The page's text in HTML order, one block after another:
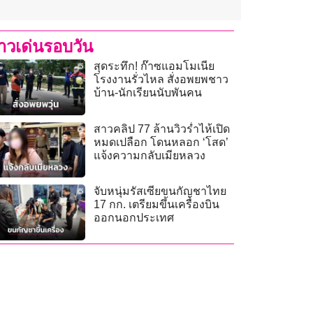
วเด่นรอบวัน
สุดระทึก! ก๊าซแอมโมเนีย
โรงงานรั่วไหล สั่งอพยพชาว
บ้าน-นักเรียนนับพันคน
สาวคลิป 77 ล้านวิวร่ำไห้เปิด
หมดเปลือก โดนหลอก ‘โสด’
แจ้งความกลับเมียหลวง
จับหนุ่มรัสเซียขนกัญชาไทย
17 กก. เตรียมขึ้นเครื่องบิน
ออกนอกประเทศ